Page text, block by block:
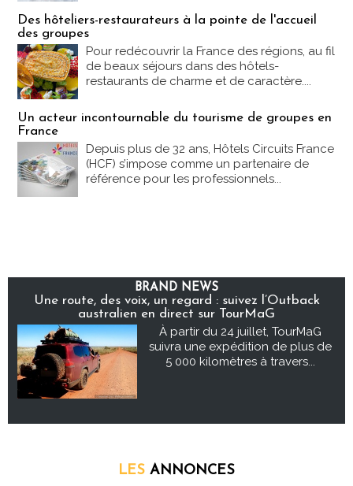
Des hôteliers-restaurateurs à la pointe de l'accueil
des groupes
Pour redécouvrir la France des régions, au fil
de beaux séjours dans des hôtels-
restaurants de charme et de caractère....
Un acteur incontournable du tourisme de groupes en
France
Depuis plus de 32 ans, Hôtels Circuits France
(HCF) s’impose comme un partenaire de
référence pour les professionnels...
BRAND NEWS
Une route, des voix, un regard : suivez l’Outback
australien en direct sur TourMaG
À partir du 24 juillet, TourMaG
suivra une expédition de plus de
5 000 kilomètres à travers...
LES ANNONCES